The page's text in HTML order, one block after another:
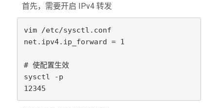
首先，需要开启 IPv4 转发
vim /etc/sysctl.conf
net.ipv4.ip_forward = 1
# 使配置生效
sysctl -p